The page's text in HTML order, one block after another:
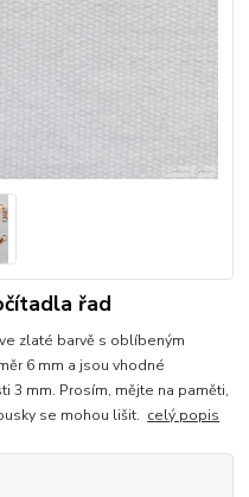
řad
zlaté barvě s oblíbeným
6 mm a jsou vhodné
3 mm. Prosím, mějte na paměti,
se mohou lišit. celý popis